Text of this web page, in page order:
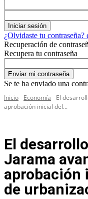
¿Olvidaste tu contraseña?
Recuperación de
Recupera tu contraseña
Se te ha enviado una
Inicio
Economía
El
aprobación inicial del...
El
Jarama
aprobación
de